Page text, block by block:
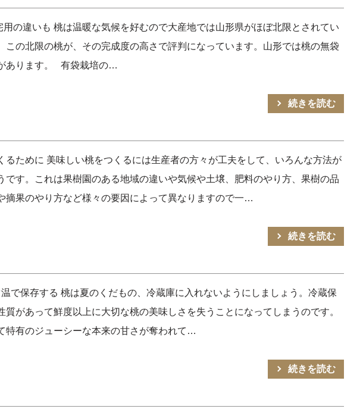
用の違いも 桃は温暖な気候を好むので大産地では山形県がほぼ北限とされてい
この北限の桃が、その完成度の高さで評判になっています。山形では桃の無袋
あります。 有袋栽培の…
続きを読む
るために 美味しい桃をつくるには生産者の方々が工夫をして、いろんな方法が
です。これは果樹園のある地域の違いや気候や土壌、肥料のやり方、果樹の品
摘果のやり方など様々の要因によって異なりますので一…
続きを読む
で保存する 桃は夏のくだもの、冷蔵庫に入れないようにしましょう。冷蔵保
質があって鮮度以上に大切な桃の美味しさを失うことになってしまうのです。
特有のジューシーな本来の甘さが奪われて…
続きを読む